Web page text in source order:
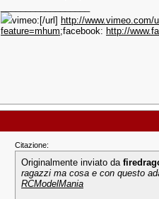
vimeo:[/url] http://www.vimeo.com/
feature=mhum;facebook: http://
Citazione:
Originalmente inviato da
ragazzi ma cosa e con questo
RCModelMania